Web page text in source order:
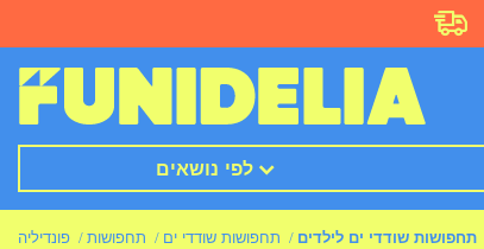
לפי נושאים
פונדיליה תחפושות תחפושות שודדי ים תחפושות שודדי ים לילדים